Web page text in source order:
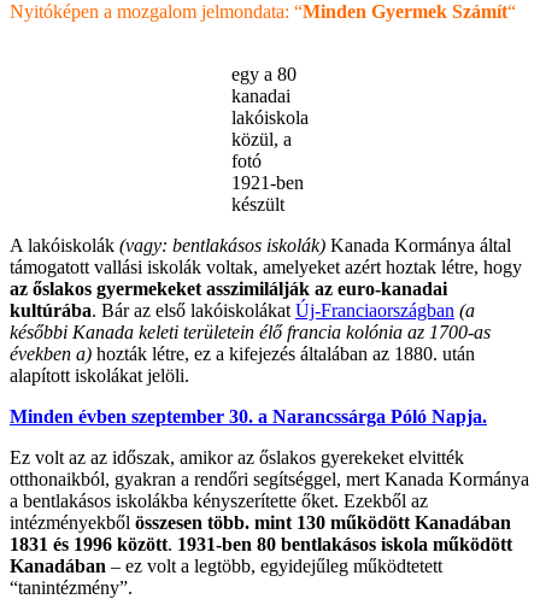
Nyitóképen a mozgalom jelmondata: “Minden Gyermek Számít“
egy a 80
kanadai
lakóiskola
közül, a
fotó
1921-ben
készült
A lakóiskolák (vagy: bentlakásos iskolák) Kanada Kormánya által
támogatott vallási iskolák voltak, amelyeket azért hoztak létre, hogy
az őslakos gyermekeket asszimilálják az euro-kanadai
kultúrába. Bár az első lakóiskolákat Új-Franciaországban (a
későbbi Kanada keleti területein élő francia kolónia az 1700-as
években a) hozták létre, ez a kifejezés általában az 1880. után
alapított iskolákat jelöli.
Minden évben szeptember 30. a Narancssárga Póló Napja.
Ez volt az az időszak, amikor az őslakos gyerekeket elvitték
otthonaikból, gyakran a rendőri segítséggel, mert Kanada Kormánya
a bentlakásos iskolákba kényszerítette őket. Ezekből az
intézményekből összesen több. mint 130 működött Kanadában
1831 és 1996 között. 1931-ben 80 bentlakásos iskola működött
Kanadában – ez volt a legtöbb, egyidejűleg működtetett
“tanintézmény”.